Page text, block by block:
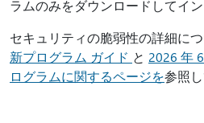
ラムのみをダウンロードしてイン
セキュリティの脆弱性の詳細につ
新プログラム ガイド と 2026 年
ログラムに関するページを参照し